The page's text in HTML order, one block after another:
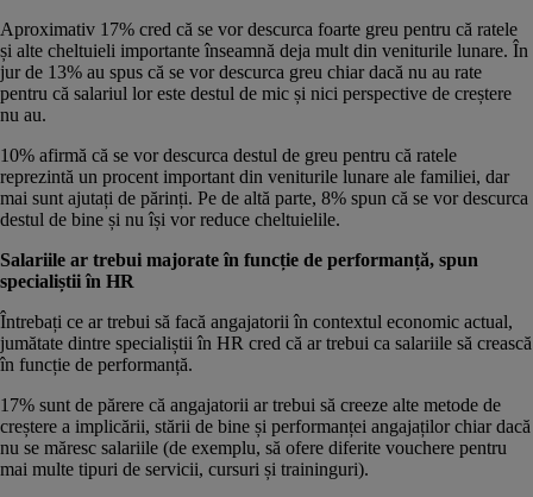
Aproximativ 17% cred că se vor descurca foarte greu pentru că ratele
și alte cheltuieli importante înseamnă deja mult din veniturile lunare. În
jur de 13% au spus că se vor descurca greu chiar dacă nu au rate
pentru că salariul lor este destul de mic și nici perspective de creștere
nu au.
10% afirmă că se vor descurca destul de greu pentru că ratele
reprezintă un procent important din veniturile lunare ale familiei, dar
mai sunt ajutați de părinți. Pe de altă parte, 8% spun că se vor descurca
destul de bine și nu își vor reduce cheltuielile.
Salariile ar trebui majorate în funcție de performanță, spun
specialiștii în HR
Întrebați ce ar trebui să facă angajatorii în contextul economic actual,
jumătate dintre specialiștii în HR cred că ar trebui ca salariile să crească
în funcție de performanță.
17% sunt de părere că angajatorii ar trebui să creeze alte metode de
creștere a implicării, stării de bine și performanței angajaților chiar dacă
nu se măresc salariile (de exemplu, să ofere diferite vouchere pentru
mai multe tipuri de servicii, cursuri și traininguri).